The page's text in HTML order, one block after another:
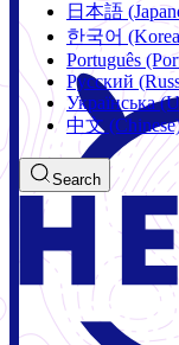
日本語
한국어
Português
Русский
Українська
中文
Search